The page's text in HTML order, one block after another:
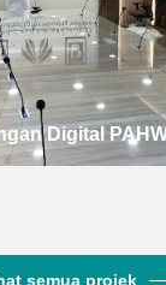
semua projek